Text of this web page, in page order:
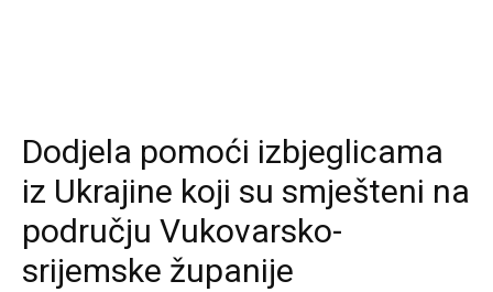
Dodjela pomoći izbjeglicama
iz Ukrajine koji su smješteni na
području Vukovarsko-
srijemske županije